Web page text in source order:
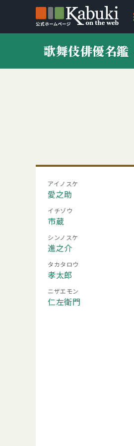
歌舞伎俳優名鑑
アイノスケ
愛之助
イチゾウ
市蔵
シンノスケ
進之介
タカタロウ
孝太郎
ニザエモン
仁左衛門